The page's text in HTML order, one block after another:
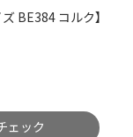
BE384 コルク】
ェック